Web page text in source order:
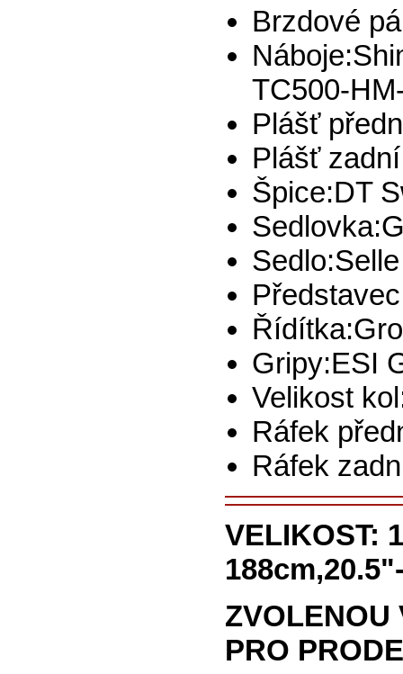
Brzdové
Náboje:
TC500-
Plášť
Plášť
Špice:DT
Sedlovka:
Sedlo:
Řídítka:
Gripy:ESI
Velikost
Ráfek
Ráfek
VELIKOST:
ZVOLENOU
PRO